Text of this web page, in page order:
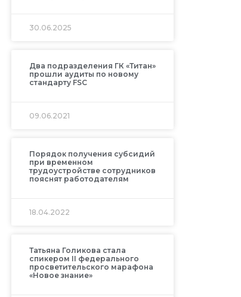
30.06.2025
Два подразделения ГК «Титан»
прошли аудиты по новому
стандарту FSC
09.06.2021
Порядок получения субсидий
при временном
трудоустройстве сотрудников
пояснят работодателям
18.04.2022
Татьяна Голикова стала
спикером II федерального
просветительского марафона
«Новое знание»